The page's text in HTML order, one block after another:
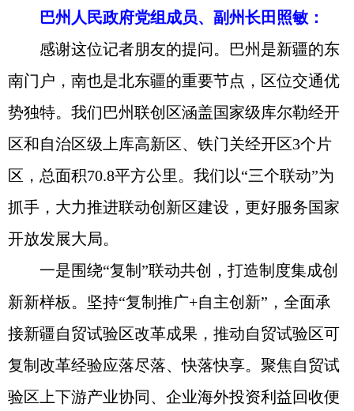
巴州人民政府党组成员、副州长田照敏：
感谢这位记者朋友的提问。巴州是新疆的东
南门户，南也是北东疆的重要节点，区位交通优
势独特。我们巴州联创区涵盖国家级库尔勒经开
区和自治区级上库高新区、铁门关经开区3个片
区，总面积70.8平方公里。我们以“三个联动”为
抓手，大力推进联动创新区建设，更好服务国家
开放发展大局。
一是围绕“复制”联动共创，打造制度集成创
新新样板。坚持“复制推广+自主创新”，全面承
接新疆自贸试验区改革成果，推动自贸试验区可
复制改革经验应落尽落、快落快享。聚焦自贸试
验区上下游产业协同、企业海外投资利益回收便